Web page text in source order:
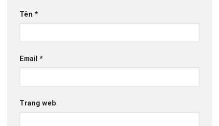
Tên *
Email *
Trang web